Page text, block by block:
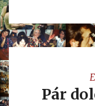
Pár